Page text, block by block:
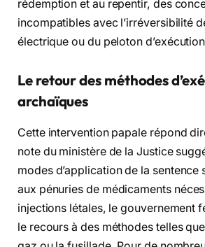
rédemption et au repentir, des
incompatibles avec l’irréversibilité
électrique ou du peloton
Le retour des méthodes
archaïques
Cette intervention papale répond
note du ministère de la Justice
modes d’application de la sentence
aux pénuries de médicaments
injections létales, le gouvernement
le recours à des méthodes telles